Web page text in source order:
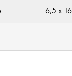
6,5 x 16